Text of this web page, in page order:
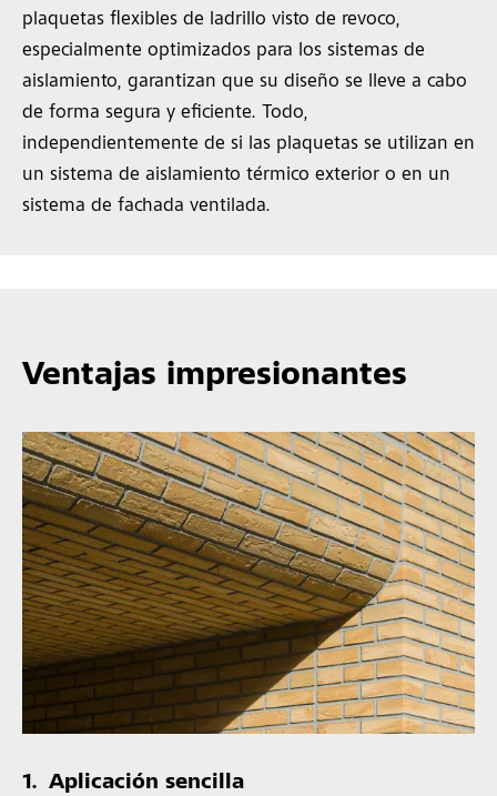
plaquetas flexibles de ladrillo visto de revoco,
especialmente optimizados para los sistemas de
aislamiento, garantizan que su diseño se lleve a cabo
de forma segura y eficiente. Todo,
independientemente de si las plaquetas se utilizan en
un sistema de aislamiento térmico exterior o en un
sistema de fachada ventilada.
Ventajas impresionantes
1. Aplicación sencilla